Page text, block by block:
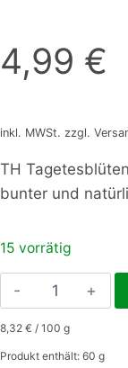
4,99 €
inkl. MWSt. zzgl.
TH
bunter und
15 vorrätig
TH
60gr.
Menge
8,32 € / 100 g
Produkt enthält: 60 g